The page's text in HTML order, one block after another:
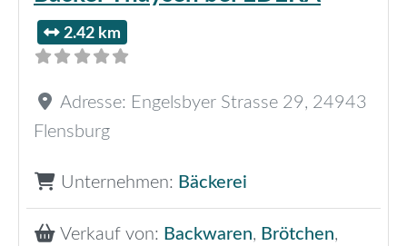
2.42 km
Adresse: Engelsbyer Strasse 29, 24943
Flensburg
Unternehmen: Bäckerei
Verkauf von: Backwaren, Brötchen,